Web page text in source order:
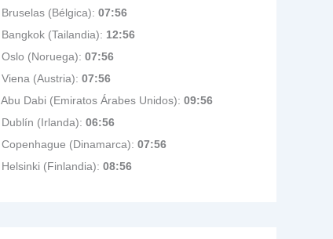
Bruselas (Bélgica): 07:56
Bangkok (Tailandia): 12:56
Oslo (Noruega): 07:56
Viena (Austria): 07:56
Abu Dabi (Emiratos Árabes Unidos): 09:56
Dublín (Irlanda): 06:56
Copenhague (Dinamarca): 07:56
Helsinki (Finlandia): 08:56